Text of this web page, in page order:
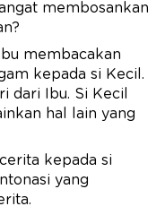
membosankan
membacakan
kepada si Kecil.
dari Ibu. Si Kecil
hal lain yang
kepada si
yang